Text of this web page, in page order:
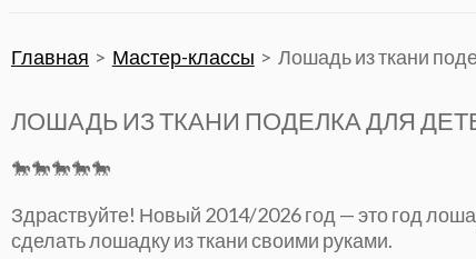
Главная Мастер-классы Лошадь из ткани
ЛОШАДЬ ИЗ ТКАНИ ПОДЕЛКА ДЛЯ
🐎🐎🐎🐎🐎
Здраствуйте! Новый 2014/2026 год — это год
сделать лошадку из ткани своими руками.